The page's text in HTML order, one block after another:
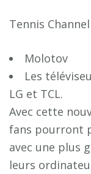
Tennis
Molotov
Les
LG et TCL.
Avec cette
fans pourront
avec une plus
leurs